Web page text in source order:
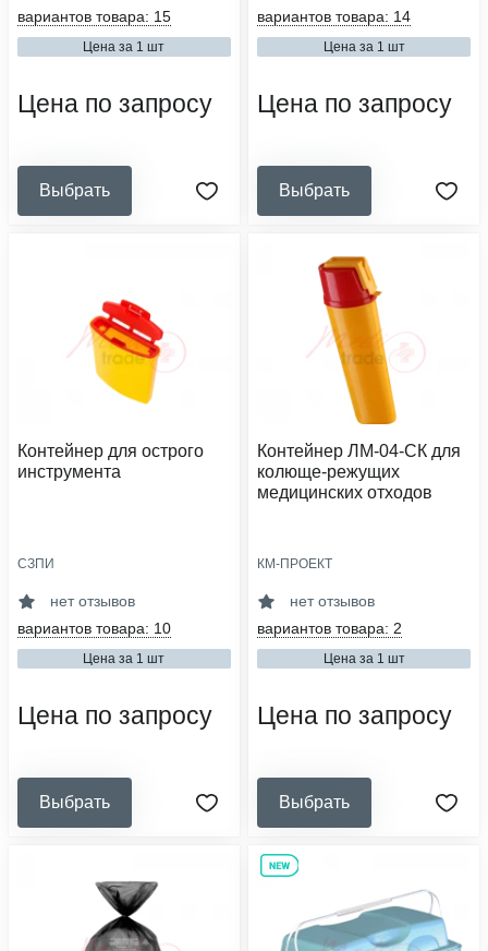
медицинские организации,
ветеринарные клиники
а (неопасные), б (опасные), в
(чрезвычайно опасные)
вариантов товара: 15
Цена за 1 шт
Цена по запросу
Выбрать
сфера деятельности:
медицинские организации,
ветеринарные клиники
а (неопасные), б (опасные)
вариантов товара: 14
Цена за 1 шт
Цена по запросу
Выбрать
Контейнер для острого
инструмента
утилизация
медицинские организации,
стоматология, ветеринарные
класс опасности:
б (опасные)
СЗПИ
нет отзывов
вариантов товара: 10
Цена за 1 шт
Цена по запросу
Выбрать
Контейнер ЛМ-04-СК для
колюще-режущих
медицинских отходов
утилизация
сфера деятельности:
медицинские организации,
ветеринарные клиники
б (опасные), в (чрезвычайно
опасные)
КМ-ПРОЕКТ
нет отзывов
вариантов товара: 2
Цена за 1 шт
Цена по запросу
Выбрать